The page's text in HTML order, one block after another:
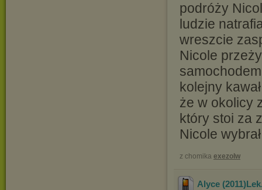
podróży
ludzie
wreszcie
Nicole
kolejny
że w okolicy
który stoi za
Nicole
z chomika exezolw
Alyce